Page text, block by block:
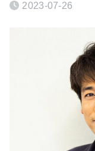
2023-07-26